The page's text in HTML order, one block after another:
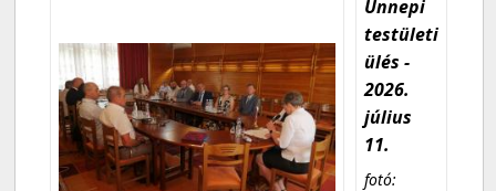
Ünnepi
testületi
ülés -
2026.
július
11.
fotó: